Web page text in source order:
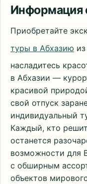
Информация
Приобретайте
туры в Абхазию
насладитесь
в Абхазии —
красивой
свой отпуск
индивидуальный
Каждый, кто
останется
возможности для
с обширным
объектов